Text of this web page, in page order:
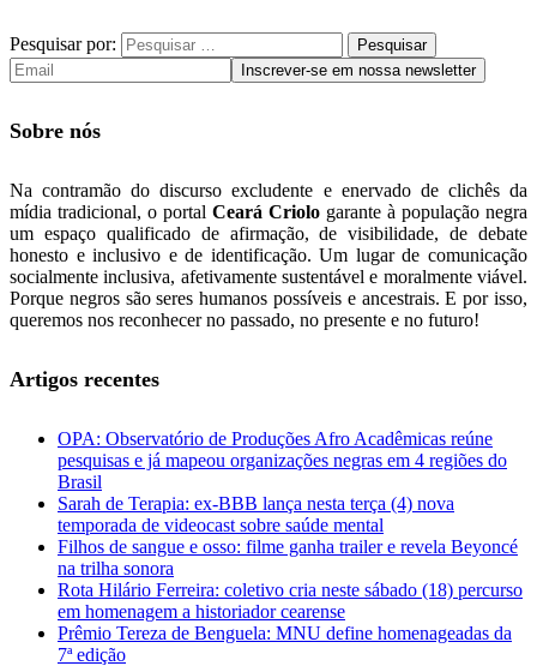
Pesquisar por:
Sobre nós
Na contramão do discurso excludente e enervado de clichês da
mídia tradicional, o portal Ceará Criolo garante à população negra
um espaço qualificado de afirmação, de visibilidade, de debate
honesto e inclusivo e de identificação. Um lugar de comunicação
socialmente inclusiva, afetivamente sustentável e moralmente viável.
Porque negros são seres humanos possíveis e ancestrais. E por isso,
queremos nos reconhecer no passado, no presente e no futuro!
Artigos recentes
OPA: Observatório de Produções Afro Acadêmicas reúne
pesquisas e já mapeou organizações negras em 4 regiões do
Brasil
Sarah de Terapia: ex-BBB lança nesta terça (4) nova
temporada de videocast sobre saúde mental
Filhos de sangue e osso: filme ganha trailer e revela Beyoncé
na trilha sonora
Rota Hilário Ferreira: coletivo cria neste sábado (18) percurso
em homenagem a historiador cearense
Prêmio Tereza de Benguela: MNU define homenageadas da
7ª edição